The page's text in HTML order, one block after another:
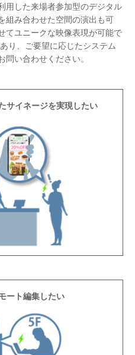
用した来場者参加型のデジタル
組み合わせた空間の演出も可
てユニークな映像表現が可能で
り、ご要望に応じたシステム
い合わせください。
サイネージを実現したい
ート編集したい